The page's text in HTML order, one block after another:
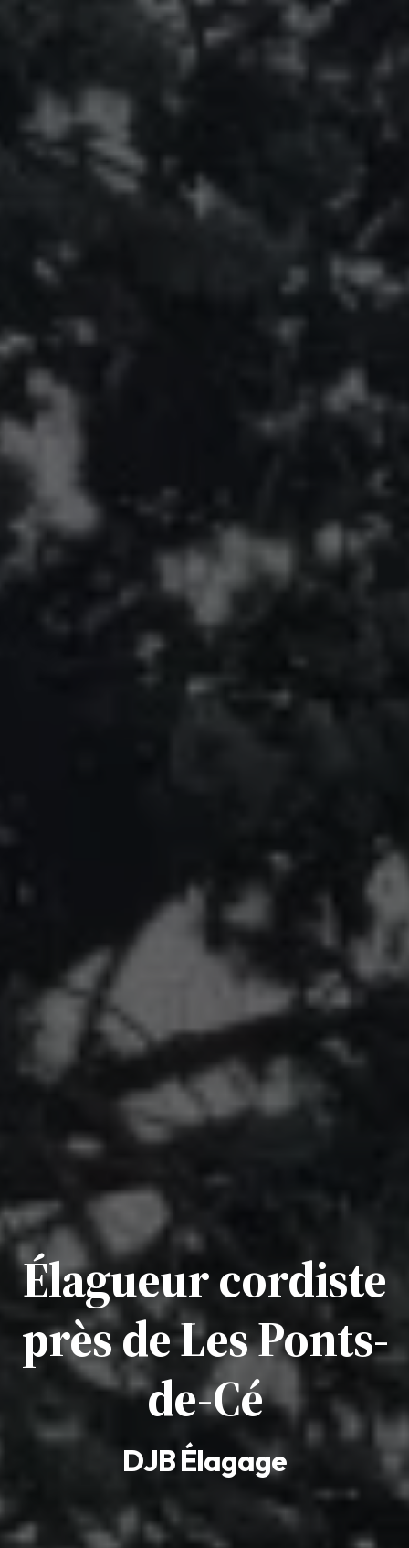
Élagueur cordiste
près de Les Ponts-
de-Cé
DJB Élagage